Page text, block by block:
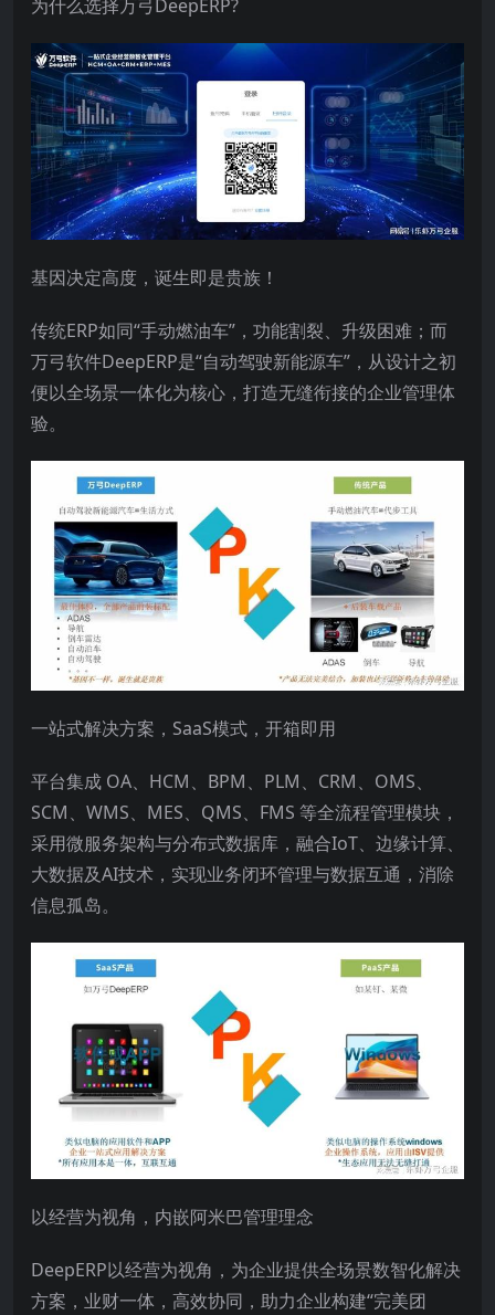
为什么选择万弓DeepERP?
基因决定高度，诞生即是贵族！
传统ERP如同“手动燃油车”，功能割裂、升级困难；而
万弓软件DeepERP是“自动驾驶新能源车”，从设计之初
便以全场景一体化为核心，打造无缝衔接的企业管理体
验。
一站式解决方案，SaaS模式，开箱即用
平台集成 OA、HCM、BPM、PLM、CRM、OMS、
SCM、WMS、MES、QMS、FMS 等全流程管理模块，
采用微服务架构与分布式数据库，融合IoT、边缘计算、
大数据及AI技术，实现业务闭环管理与数据互通，消除
信息孤岛。
以经营为视角，内嵌阿米巴管理理念
DeepERP以经营为视角，为企业提供全场景数智化解决
方案，业财一体，高效协同，助力企业构建“完美团